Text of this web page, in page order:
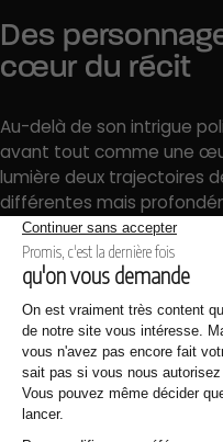
Des
cœur du récit
Au-delà de son intrigue
avant tout comme une
lumière deux trajectoires
différentes mais
Jeanne représente une
sociales de son époque.
mari, elle rêve pourtant
l’inverse, est une femme
par les violences qu’elle
Après avoir été agressée
venger dans un geste